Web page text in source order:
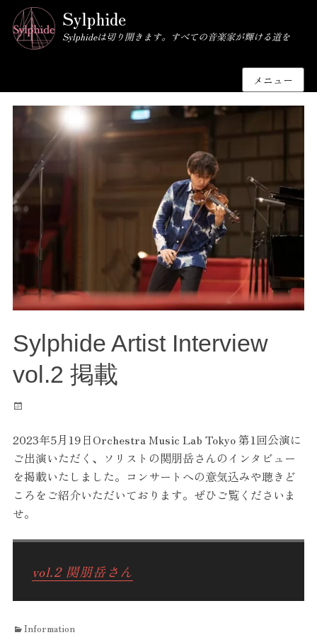
Sylphide
Sylphideは切り開きます。すべての音楽家が輝ける道を
メニュー
Sylphide Artist Interview
vol.2 掲載
投
日
2023年5月19日Orchestra Music Lab Tokyo 第1回公演に
ご出演いただく、ソリストの関朋岳さんのインタビュー
を掲載いたしました。コンサートへの意気込みや聴きど
ころをご紹介いただいております。ぜひご覧くださいま
せ。
vol.2 関朋岳さん
カInformation